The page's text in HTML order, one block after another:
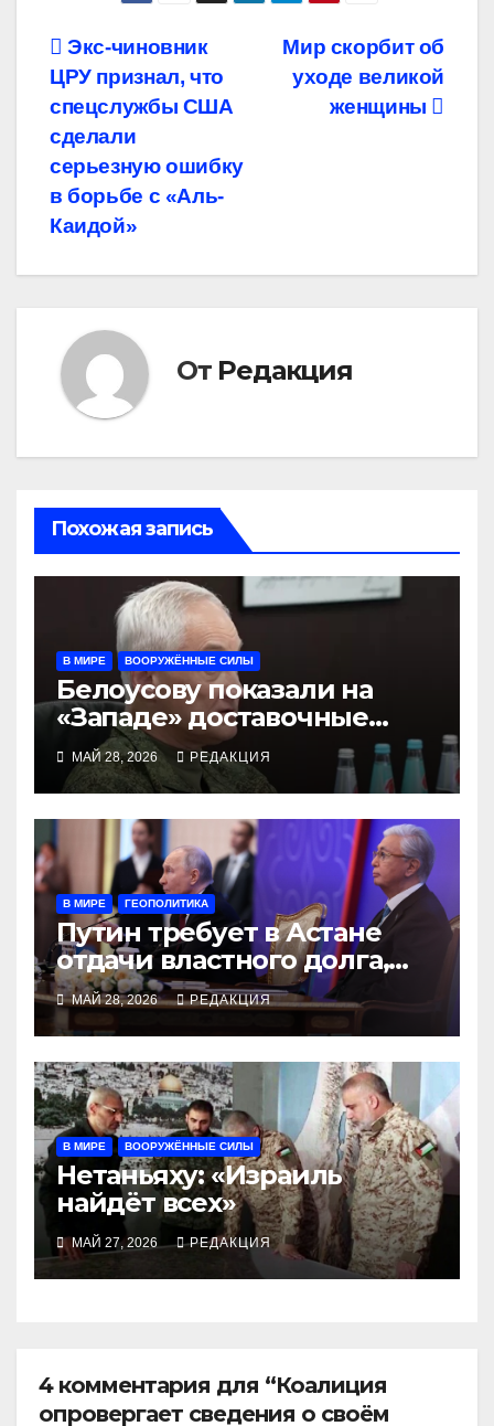
Навигация
по
записям
Мир скорбит об
уходе великой
женщины
Экс-чиновник
ЦРУ признал, что
спецслужбы США
сделали
серьезную ошибку
в борьбе с «Аль-
Каидой»
От Редакция
Похожая запись
В МИРЕ ВООРУЖЁННЫЕ СИЛЫ
Белоусову показали на
«Западе» доставочные
дроны
МАЙ 28, 2026 РЕДАКЦИЯ
В МИРЕ ГЕОПОЛИТИКА
Путин требует в Астане
отдачи властного долга,
Токаев ищет пути манёвра
МАЙ 28, 2026 РЕДАКЦИЯ
В МИРЕ ВООРУЖЁННЫЕ СИЛЫ
Нетаньяху: «Израиль
найдёт всех»
МАЙ 27, 2026 РЕДАКЦИЯ
4 комментария для “Коалиция
опровергает сведения о своём